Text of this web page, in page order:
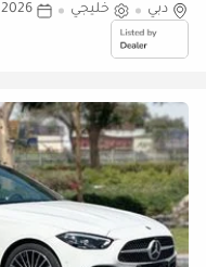
دبي
خليجي 2026